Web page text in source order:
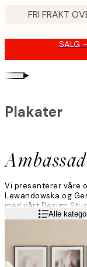
SALG
▸
Plakater
Vi presenterer våre
Lewandowska og
med vårt Design
Alle